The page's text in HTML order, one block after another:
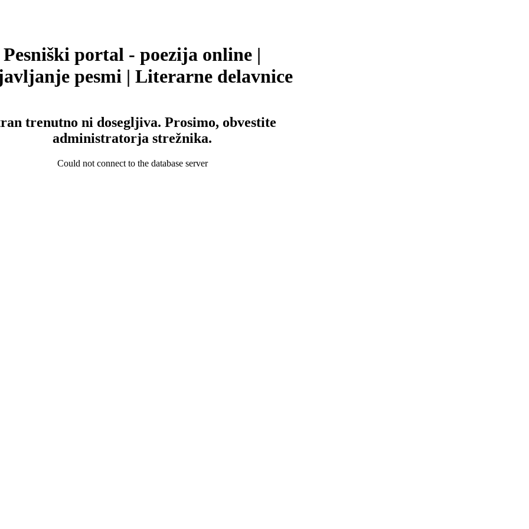
Pesniški portal - poezija online |
pesmi | Literarne delavnice
trenutno ni dosegljiva. Prosimo, obvestite
administratorja strežnika.
Could not connect to the database server